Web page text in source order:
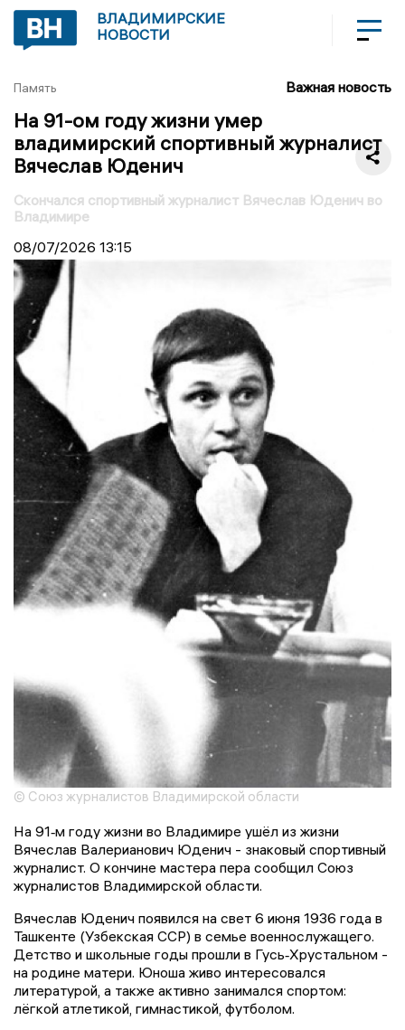
ВЛАДИМИРСКИЕ
НОВОСТИ
Память Важная новость
На 91-ом году жизни умер
владимирский спортивный журналист
Вячеслав Юденич
Скончался спортивный журналист Вячеслав Юденич во
Владимире
08/07/2026 13:15
© Союз журналистов Владимирской области
На 91‑м году жизни во Владимире ушёл из жизни
Вячеслав Валерианович Юденич - знаковый спортивный
журналист. О кончине мастера пера сообщил Союз
журналистов Владимирской области.
Вячеслав Юденич появился на свет 6 июня 1936 года в
Ташкенте (Узбекская ССР) в семье военнослужащего.
Детство и школьные годы прошли в Гусь‑Хрустальном -
на родине матери. Юноша живо интересовался
литературой, а также активно занимался спортом:
лёгкой атлетикой, гимнастикой, футболом.